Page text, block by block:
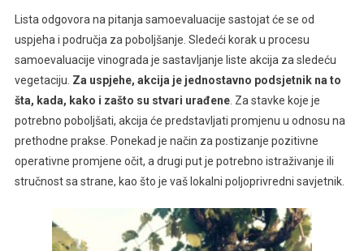
Lista odgovora na pitanja samoevaluacije sastojat će se od
uspjeha i područja za poboljšanje. Sledeći korak u procesu
samoevaluacije vinograda je sastavljanje liste akcija za sledeću
vegetaciju. Za uspjehe, akcija je jednostavno podsjetnik na to
šta, kada, kako i zašto su stvari urađene. Za stavke koje je
potrebno poboljšati, akcija će predstavljati promjenu u odnosu na
prethodne prakse. Ponekad je način za postizanje pozitivne
operativne promjene očit, a drugi put je potrebno istraživanje ili
stručnost sa strane, kao što je vaš lokalni poljoprivredni savjetnik.